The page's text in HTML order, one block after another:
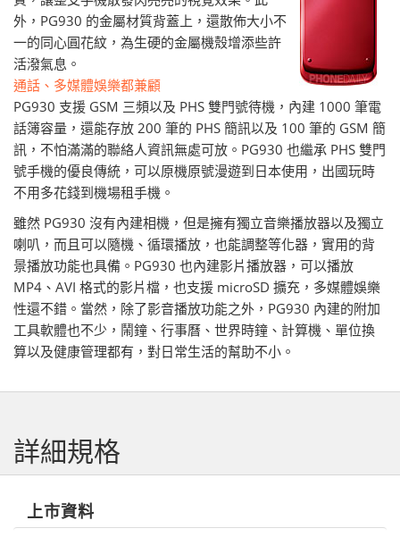
外，PG930 的金屬材質背蓋上，還散佈大小不
一的同心圓花紋，為生硬的金屬機殼增添些許
活潑氣息。
通話、多媒體娛樂都兼顧
PG930 支援 GSM 三頻以及 PHS 雙門號待機，內建 1000 筆電
話簿容量，還能存放 200 筆的 PHS 簡訊以及 100 筆的 GSM 簡
訊，不怕滿滿的聯絡人資訊無處可放。PG930 也繼承 PHS 雙門
號手機的優良傳統，可以原機原號漫遊到日本使用，出國玩時
不用多花錢到機場租手機。
雖然 PG930 沒有內建相機，但是擁有獨立音樂播放器以及獨立
喇叭，而且可以隨機、循環播放，也能調整等化器，實用的背
景播放功能也具備。PG930 也內建影片播放器，可以播放
MP4、AVI 格式的影片檔，也支援 microSD 擴充，多媒體娛樂
性還不錯。當然，除了影音播放功能之外，PG930 內建的附加
工具軟體也不少，鬧鐘、行事曆、世界時鐘、計算機、單位換
算以及健康管理都有，對日常生活的幫助不小。
詳細規格
上市資料